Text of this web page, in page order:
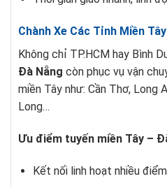
Chành Xe Các Tỉnh Miền
Không chỉ TP.HCM hay Bình
Đà Nẵng còn phục vụ vận
miền Tây như: Cần Thơ, Long
Long…
Ưu điểm tuyến miền Tây –
Kết nối linh hoạt nhiều